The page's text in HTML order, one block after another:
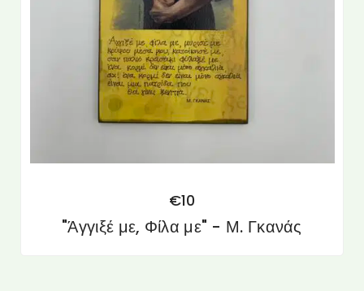
€10
"Άγγιξέ με, Φίλα με" - Μ. Γκανάς